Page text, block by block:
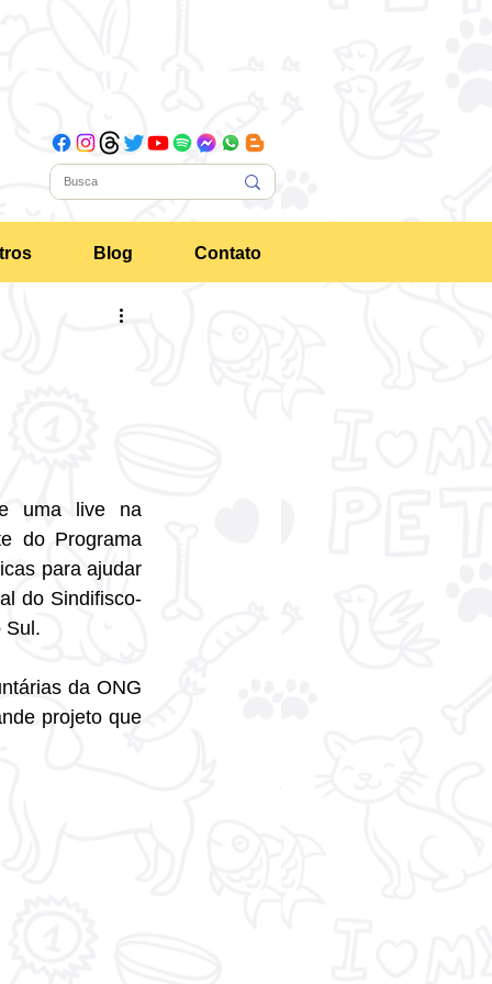
Blog Contato
uma live na
para ajudar
do Sindifisco-
Sul.
da ONG
projeto que